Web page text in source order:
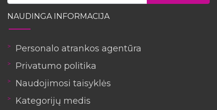
NAUDINGA INFORMACIJA
Personalo atrankos agentūra
Privatumo politika
Naudojimosi taisyklės
Kategorijų medis